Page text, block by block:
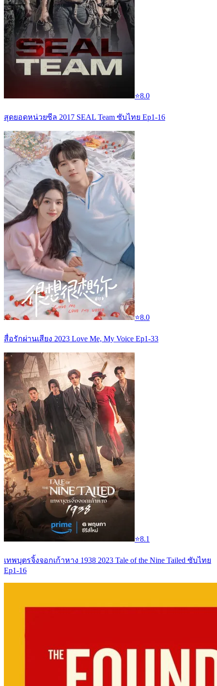
⭐8.0
สุดยอดหน่วยซีล 2017 SEAL Team ซับไทย Ep1-16
⭐8.0
สื่อรักผ่านเสียง 2023 Love Me, My Voice Ep1-33
⭐8.1
เทพบุตรจิ้งจอกเก้าหาง 1938 2023 Tale of the Nine Tailed ซับไทย
Ep1-16